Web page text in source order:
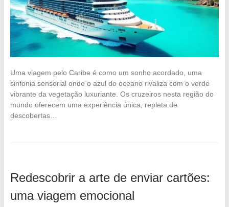
Uma viagem pelo Caribe é como um sonho acordado, uma
sinfonia sensorial onde o azul do oceano rivaliza com o verde
vibrante da vegetação luxuriante. Os cruzeiros nesta região do
mundo oferecem uma experiência única, repleta de
descobertas…
Redescobrir a arte de enviar cartões:
uma viagem emocional